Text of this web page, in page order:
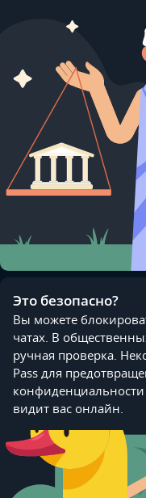
Это безопасно?
Вы можете
чатах. В
ручная проверка.
Pass для
видит вас онлайн.